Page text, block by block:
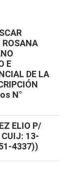
ROSANA
E
DE LA
N°
ELIO P/
13-
4337))